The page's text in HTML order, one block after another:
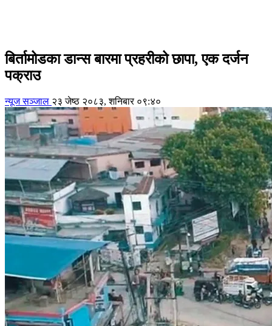
बिर्तामोडका डान्स बारमा प्रहरीको छापा, एक दर्जन
पक्राउ
न्यूज सञ्जाल २३ जेष्ठ २०८३, शनिबार ०९:४०